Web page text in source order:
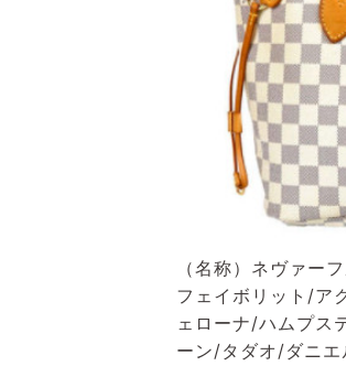
（名称）ネヴァ
フェイボリット/ア
ェローナ/ハムプス
ーン/タダオ/ダニ